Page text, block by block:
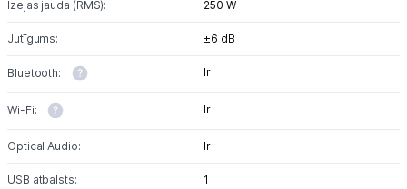
Izejas jauda (RMS): 250 W
Jutīgums: ±6 dB
Bluetooth: Ir
Wi-Fi: Ir
Optical Audio: Ir
USB atbalsts: 1